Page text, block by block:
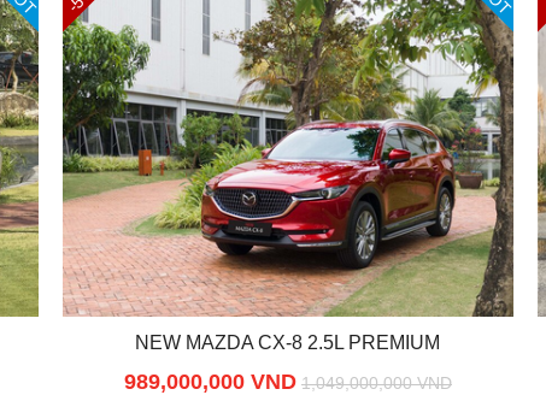
NEW MAZDA CX-8 2.5L PREMIUM
989,000,000 VND 1,049,000,000 VND